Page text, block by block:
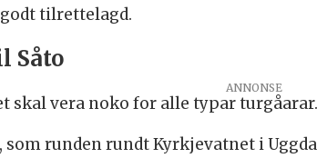
tilrettelagd.
Såto
ANNONSE
skal vera noko for alle typar turgåarar.
runden rundt Kyrkjevatnet i